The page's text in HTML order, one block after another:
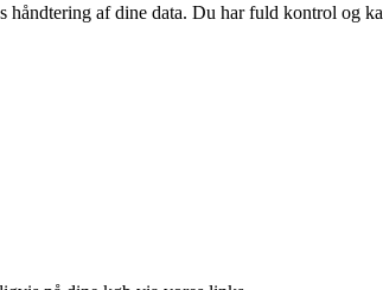
af dine data. Du har fuld kontrol og